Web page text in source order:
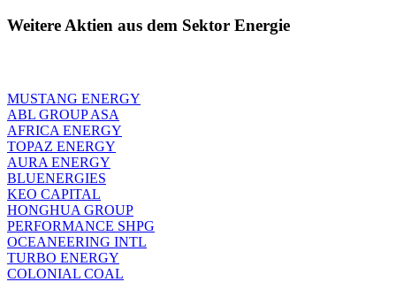
Weitere Aktien aus dem Sektor Energie
MUSTANG ENERGY
ABL GROUP ASA
AFRICA ENERGY
TOPAZ ENERGY
AURA ENERGY
BLUENERGIES
KEO CAPITAL
HONGHUA GROUP
PERFORMANCE SHPG
OCEANEERING INTL
TURBO ENERGY
COLONIAL COAL